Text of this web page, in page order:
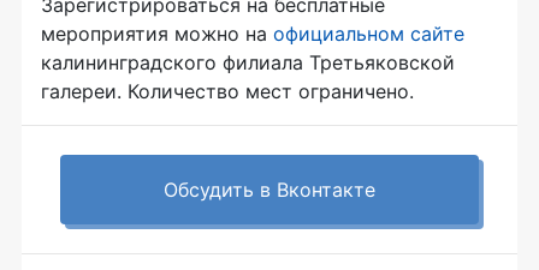
мероприятия можно на официальном сайте
калининградского филиала Третьяковской
галереи. Количество мест ограничено.
Обсудить в Вконтакте